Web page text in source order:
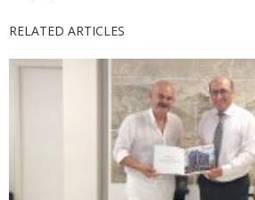
RELATED ARTICLES